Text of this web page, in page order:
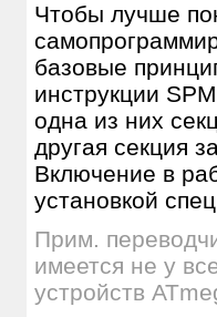
Чтобы лучше
базовые
инструкции
одна из них
другая секция
Включение в
установкой
Прим.
имеется не у
устройств